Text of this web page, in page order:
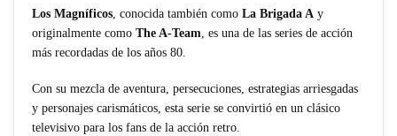
Los Magníficos , conocida también como La Brigada A y
originalmente como The A-Team , es una de las series de acción
más recordadas de los años 80.
Con su mezcla de aventura, persecuciones, estrategias arriesgadas
y personajes carismáticos, esta serie se convirtió en un clásico
televisivo para los fans de la acción retro.